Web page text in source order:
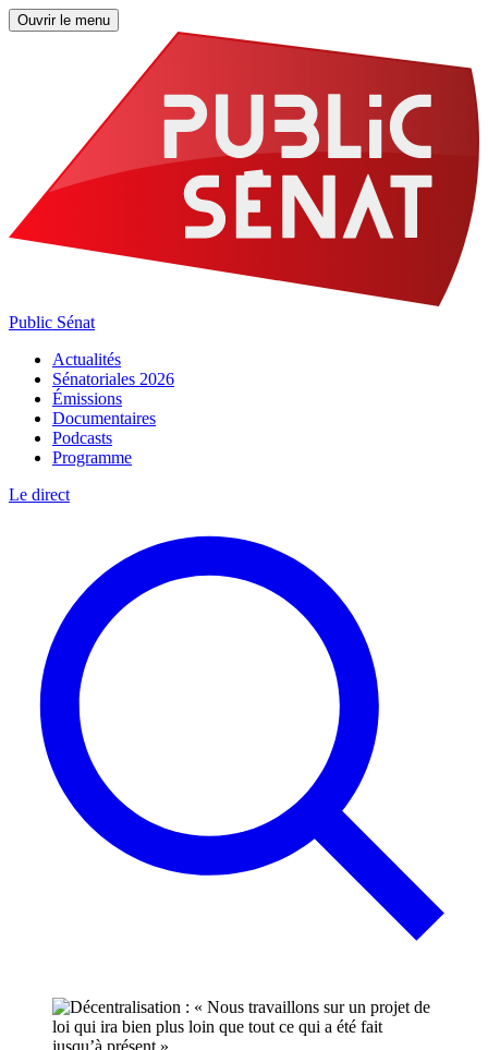
Ouvrir le menu
Public Sénat
Actualités
Sénatoriales 2026
Émissions
Documentaires
Podcasts
Programme
Le direct